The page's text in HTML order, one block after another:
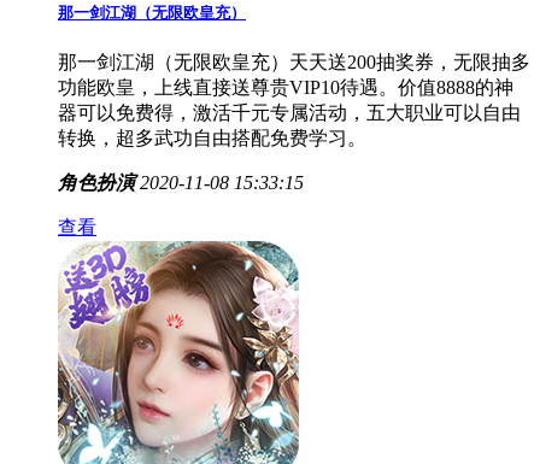
那一剑江湖（无限欧皇充）
那一剑江湖（无限欧皇充）天天送200抽奖券，无限抽多
功能欧皇，上线直接送尊贵VIP10待遇。价值8888的神
器可以免费得，激活千元专属活动，五大职业可以自由
转换，超多武功自由搭配免费学习。
角色扮演 2020-11-08 15:33:15
查看